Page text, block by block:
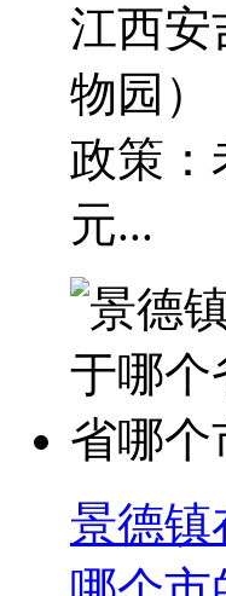
江西安
物园）
政策：
元...
景德镇